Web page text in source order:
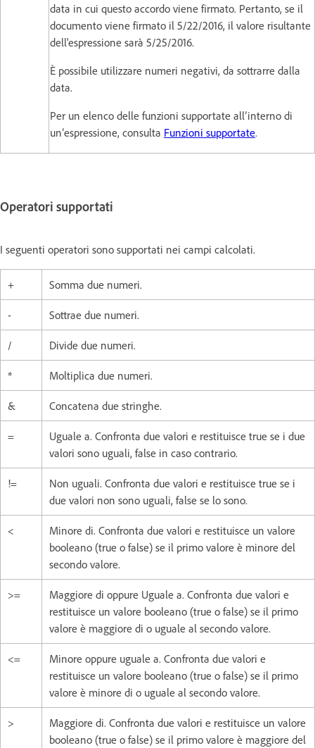
data in cui questo accordo viene firmato. Pertanto, se il
documento viene firmato il 5/22/2016, il valore risultante
dell'espressione sarà 5/25/2016.
È possibile utilizzare numeri negativi, da sottrarre dalla
data.
Per un elenco delle funzioni supportate all’interno di
un’espressione, consulta Funzioni supportate.
Operatori supportati
I seguenti operatori sono supportati nei campi calcolati.
+ Somma due numeri.
- Sottrae due numeri.
/ Divide due numeri.
* Moltiplica due numeri.
& Concatena due stringhe.
=
Uguale a. Confronta due valori e restituisce true se i due
valori sono uguali, false in caso contrario.
!=
Non uguali. Confronta due valori e restituisce true se i
due valori non sono uguali, false se lo sono.
<
Minore di. Confronta due valori e restituisce un valore
booleano (true o false) se il primo valore è minore del
secondo valore.
>=
Maggiore di oppure Uguale a. Confronta due valori e
restituisce un valore booleano (true o false) se il primo
valore è maggiore di o uguale al secondo valore.
<=
Minore oppure uguale a. Confronta due valori e
restituisce un valore booleano (true o false) se il primo
valore è minore di o uguale al secondo valore.
>
Maggiore di. Confronta due valori e restituisce un valore
booleano (true o false) se il primo valore è maggiore del